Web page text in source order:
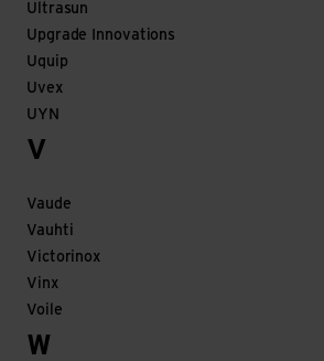
Ultrasun
Upgrade Innovations
Uquip
Uvex
UYN
V
Vaude
Vauhti
Victorinox
Vinx
Voile
W